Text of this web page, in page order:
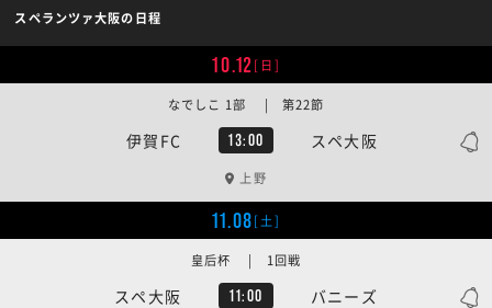
スペランツァ大阪の日程
10.12[日]
伊賀FC 13:00 スペ大阪
なでしこ 1部 | 第22節
上野
11.08[土]
スペ大阪 11:00 バニーズ
皇后杯 | 1回戦